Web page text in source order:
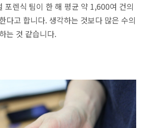
포렌식 팀이 한 해 평균 약 1,600여 건의
다고 합니다. 생각하는 것보다 많은 수의
는 것 같습니다.